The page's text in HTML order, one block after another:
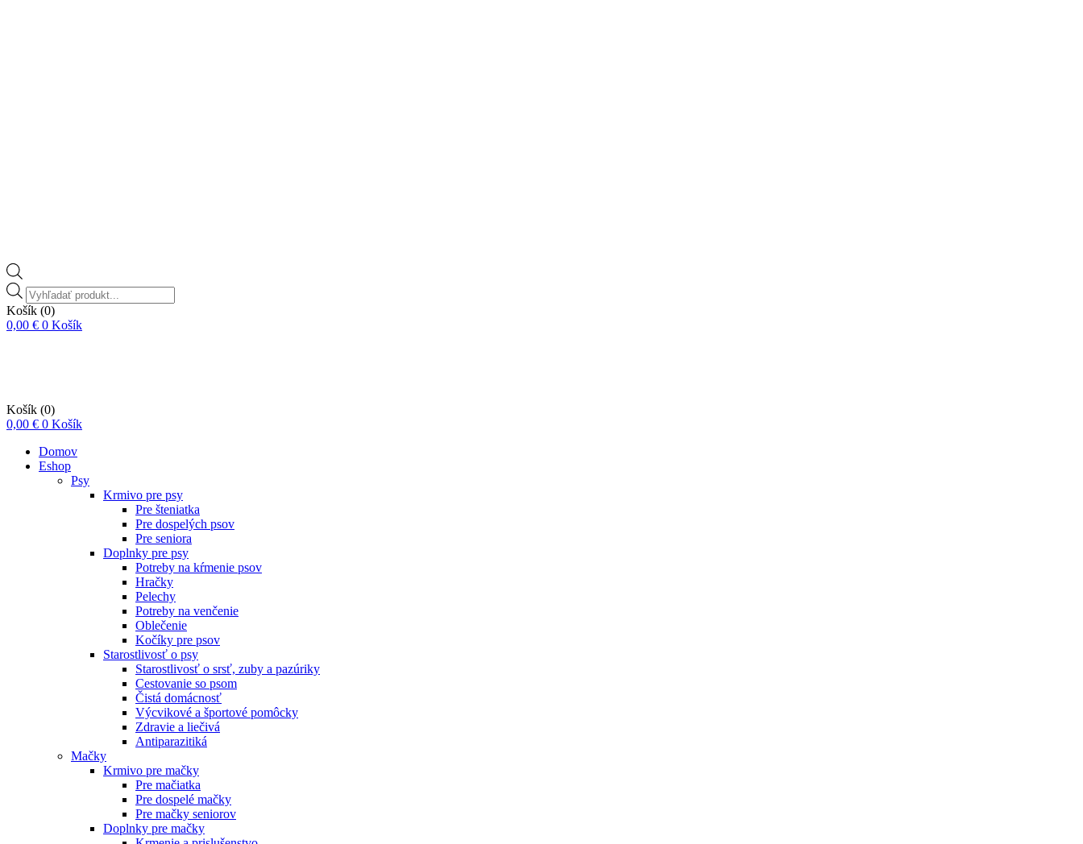
Vyhľadávanie
produktov
Košík (0)
0,00 € 0 Košík
Košík (0)
0,00 € 0 Košík
Domov
Eshop
Psy
Krmivo pre psy
Pre šteniatka
Pre dospelých psov
Pre seniora
Doplnky pre psy
Potreby na kŕmenie psov
Hračky
Pelechy
Potreby na venčenie
Oblečenie
Kočíky pre psov
Starostlivosť o psy
Starostlivosť o srsť, zuby a pazúriky
Cestovanie so psom
Čistá domácnosť
Výcvikové a športové pomôcky
Zdravie a liečivá
Antiparazitiká
Mačky
Krmivo pre mačky
Pre mačiatka
Pre dospelé mačky
Pre mačky seniorov
Doplnky pre mačky